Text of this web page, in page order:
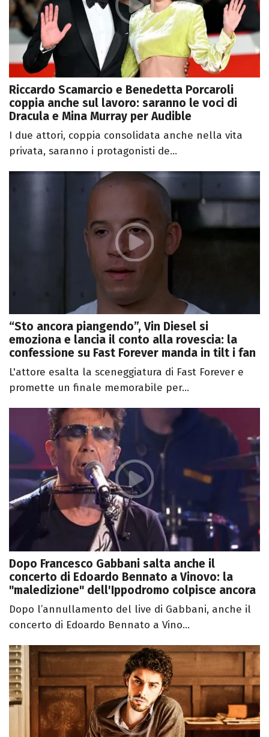
Riccardo Scamarcio e Benedetta Porcaroli
coppia anche sul lavoro: saranno le voci di
Dracula e Mina Murray per Audible
I due attori, coppia consolidata anche nella vita
privata, saranno i protagonisti de...
“Sto ancora piangendo”, Vin Diesel si
emoziona e lancia il conto alla rovescia: la
confessione su Fast Forever manda in tilt i fan
L'attore esalta la sceneggiatura di Fast Forever e
promette un finale memorabile per...
Dopo Francesco Gabbani salta anche il
concerto di Edoardo Bennato a Vinovo: la
"maledizione" dell'Ippodromo colpisce ancora
Dopo l’annullamento del live di Gabbani, anche il
concerto di Edoardo Bennato a Vino...